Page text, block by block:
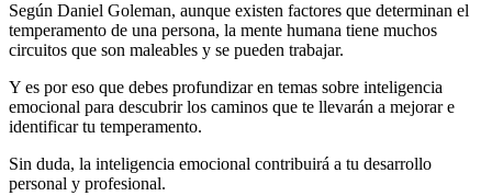
Según Daniel Goleman, aunque existen factores que determinan el
temperamento de una persona, la mente humana tiene muchos
circuitos que son maleables y se pueden trabajar.
Y es por eso que debes profundizar en temas sobre inteligencia
emocional para descubrir los caminos que te llevarán a mejorar e
identificar tu temperamento.
Sin duda, la inteligencia emocional contribuirá a tu desarrollo
personal y profesional.